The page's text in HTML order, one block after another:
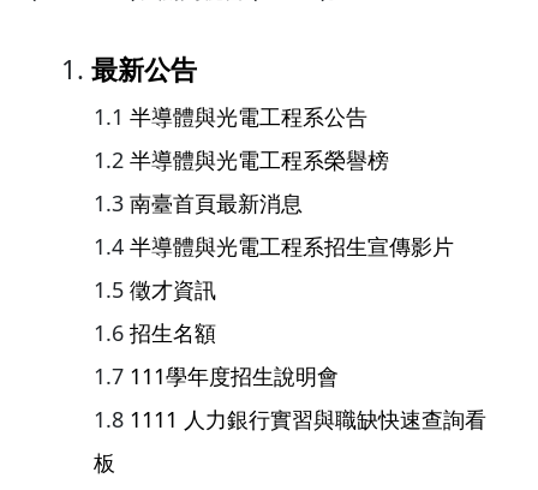
最新公告
半導體與光電工程系公告
半導體與光電工程系榮譽榜
南臺首頁最新消息
半導體與光電工程系招生宣傳影片
徵才資訊
招生名額
111學年度招生說明會
1111 人力銀行實習與職缺快速查詢看
板